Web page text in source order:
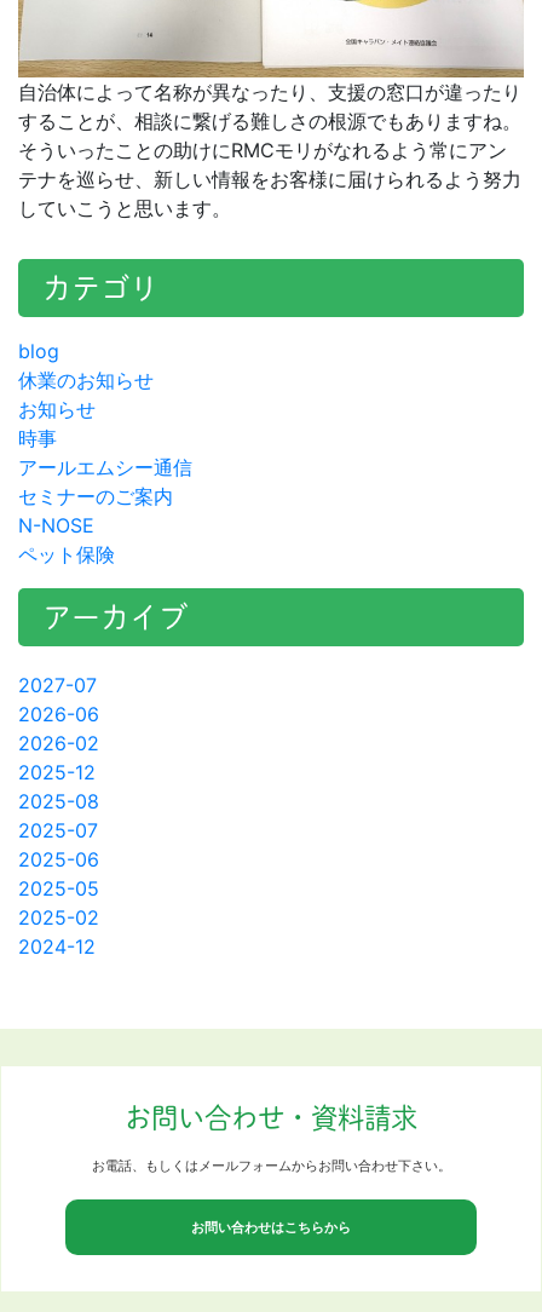
自治体によって名称が異なったり、支援の窓口が違ったり
することが、相談に繋げる難しさの根源でもありますね。
そういったことの助けにRMCモリがなれるよう常にアン
テナを巡らせ、新しい情報をお客様に届けられるよう努力
していこうと思います。
カテゴリ
blog
休業のお知らせ
お知らせ
時事
アールエムシー通信
セミナーのご案内
N-NOSE
ペット保険
アーカイブ
2027-07
2026-06
2026-02
2025-12
2025-08
2025-07
2025-06
2025-05
2025-02
2024-12
お問い合わせ・資料請求
お電話、もしくはメールフォームからお問い合わせ下さい。
お問い合わせはこちらから